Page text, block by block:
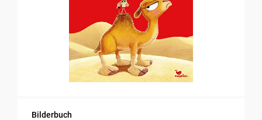
Bilderbuch